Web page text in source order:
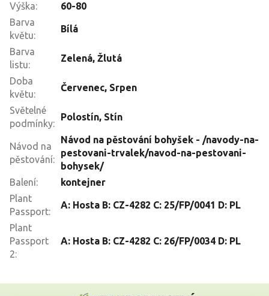
Výška:
60-80
Barva
květu:
Bílá
Barva
listu:
Zelená, Žlutá
Doba
květu:
Červenec, Srpen
Světelné
podmínky:
Polostín, Stín
Návod na
pěstování:
Návod na pěstování bohyšek - /navody-na-
pestovani-trvalek/navod-na-pestovani-
bohysek/
Balení:
kontejner
Plant
Passport:
A: Hosta B: CZ-4282 C: 25/FP/0041 D: PL
Plant
Passport
2:
A: Hosta B: CZ-4282 C: 26/FP/0034 D: PL